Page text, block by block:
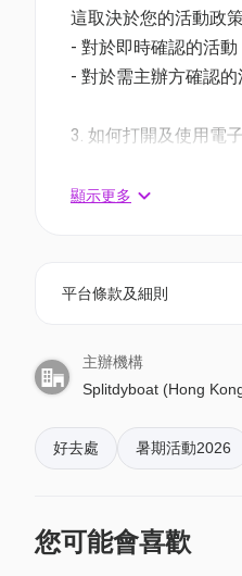
⑤ 橫洲 - 海上宮殿
⑥ 火石洲 - 關刀洞
⑦ 沙塘口山(削壁洲) -
🏫集合地點
②11:00AM - 01:00PM
(20 分鐘快艇簡介 +
(價格包括導遊介紹行
(遊艇版)地質公園四
✅️導賞員分享地質、
✅️1.4億年古老火山岩
這取決於您的活動政策
- 對於即時確認的活
- 對於需主辦方確認
3. 如何打開及使用電
相關活動電子門票；
4. 我預訂了活動，但
5. 下單後，我可以修
訂單確認後，不設修
6. 如何賺取及使用 01
顯示更多
平台條款及細則
主辦機構
Splitdyboat (Hong
好去處 暑期活動2026
您可能會喜歡